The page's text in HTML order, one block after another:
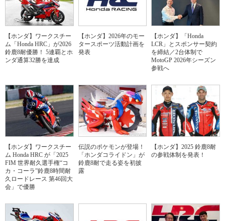
【ホンダ】ワークスチー
ム「Honda HRC」が2026
鈴鹿8耐優勝！ 5連覇とホ
ンダ通算32勝を達成
【ホンダ】2026年のモー
タースポーツ活動計画を
発表
【ホンダ】「Honda
LCR」とスポンサー契約
を締結／2台体制で
MotoGP 2026年シーズン
参戦へ
【ホンダ】ワークスチー
ム Honda HRC が「2025
FIM 世界耐久選手権“コ
カ・コーラ”鈴鹿8時間耐
久ロードレース 第46回大
会」で優勝
伝説のポケモンが登場！
「ホンダコライドン」が
鈴鹿8耐で走る姿を初披
露
【ホンダ】2025 鈴鹿8耐
の参戦体制を発表！